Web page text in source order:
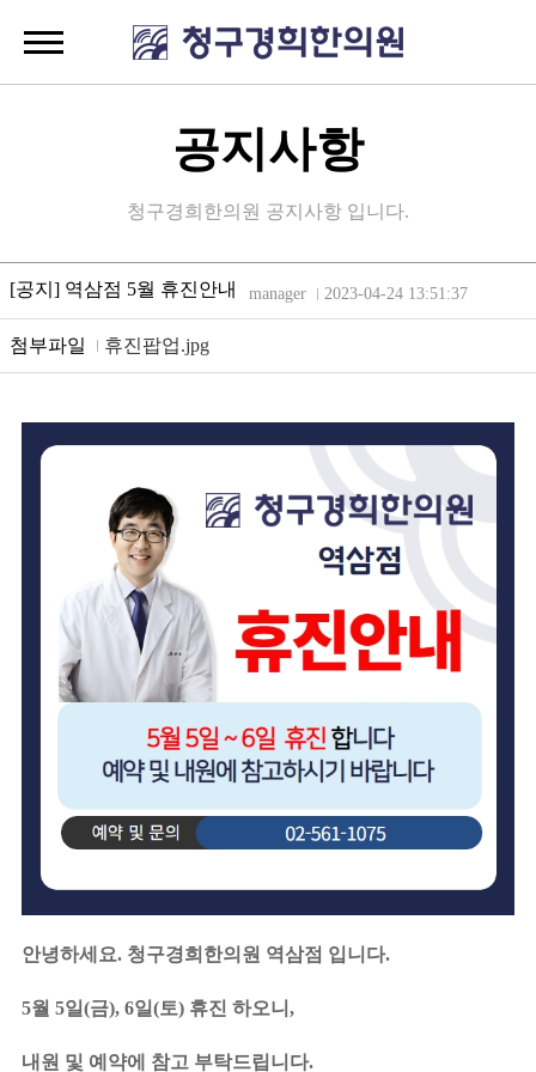
공지사항
청구경희한의원 공지사항 입니다.
[공지] 역삼점 5월 휴진안내 manager 2023-04-24 13:51:37
첨부파일 휴진팝업.jpg
안녕하세요. 청구경희한의원 역삼점 입니다.
5월 5일(금), 6일(토) 휴진 하오니,
내원 및 예약에 참고 부탁드립니다.